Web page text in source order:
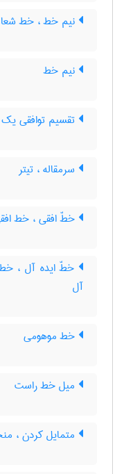
نیم خط ، خط
نیم خط
تقسیم توافقی
سرمقاله ، تیتر
خطّ افقی ، خط
خطّ ایده آل ،
آل
خط موهومی
میل خط راست
متمایل کردن ،